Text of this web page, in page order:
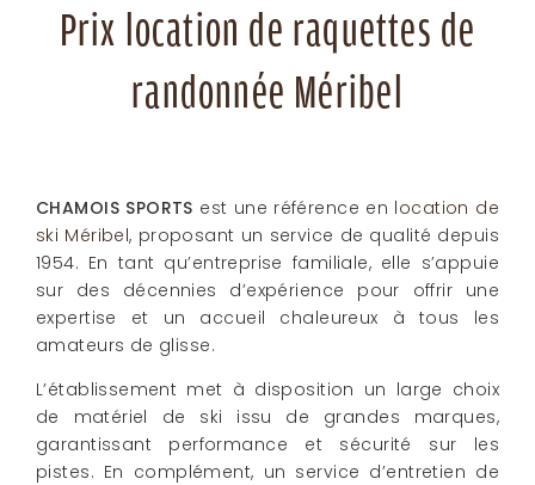
Prix location de raquettes de
randonnée Méribel
CHAMOIS SPORTS est une référence en location de
ski Méribel, proposant un service de qualité depuis
1954. En tant qu’entreprise familiale, elle s’appuie
sur des décennies d’expérience pour offrir une
expertise et un accueil chaleureux à tous les
amateurs de glisse.
L’établissement met à disposition un large choix
de matériel de ski issu de grandes marques,
garantissant performance et sécurité sur les
pistes. En complément, un service d’entretien de